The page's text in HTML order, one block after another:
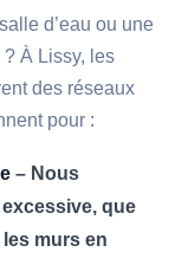
d’eau ou une
À Lissy, les
des réseaux
pour :
– Nous
que
murs en